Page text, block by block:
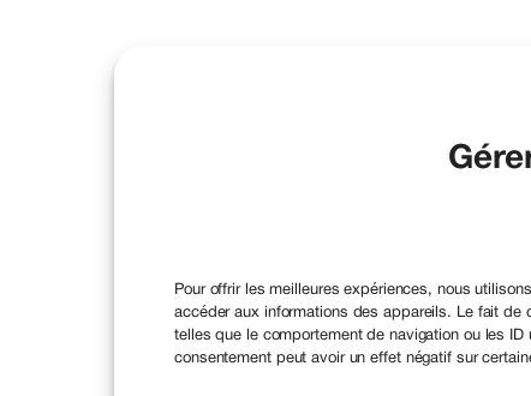
Pour offrir les meilleures expériences, nous
accéder aux informations des appareils. Le fait de
telles que le comportement de navigation ou les
consentement peut avoir un effet négatif sur